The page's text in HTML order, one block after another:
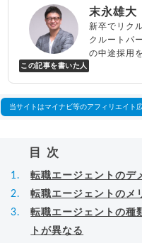
この記事を書いた人
末永雄大
新卒でリク
クルートパ
の中途採用
べらない転
当サイトはマイナビ等のアフィリエイト
目次
転職エージェントのデ
転職エージェントのメ
転職エージェントの種
トが異なる